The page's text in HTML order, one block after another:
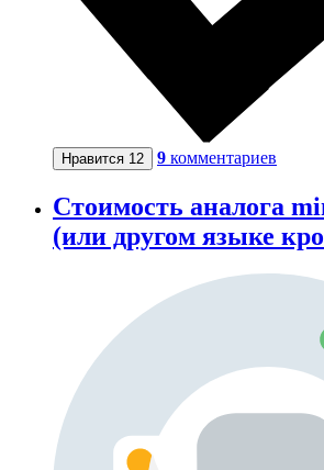
Нравится 12 9 комментариев
Стоимость аналога
(или другом языке